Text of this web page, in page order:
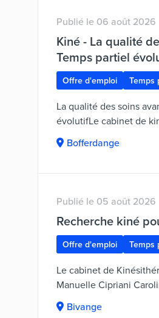
Publié le 06 août 2026
Kiné - La qualité
Temps partiel
Offre d'emploi Temps
La qualité des soins
évolutifLe cabinet de
Reichling situé à
de Lorentzweiler,
rejoindre une petite
kinésithérapeutes afin
développement d'un
bénéficie d'une prise
fondée sur le
relation thérapeutique
avec le cabinet,
Bofferdange
Publié le 05 août 2026
Recherche kiné
Offre d'emploi Temps
Le cabinet de
Manuelle Cipriani
Kinésithérapeute,
(adulte et enfants )pour
Bivange